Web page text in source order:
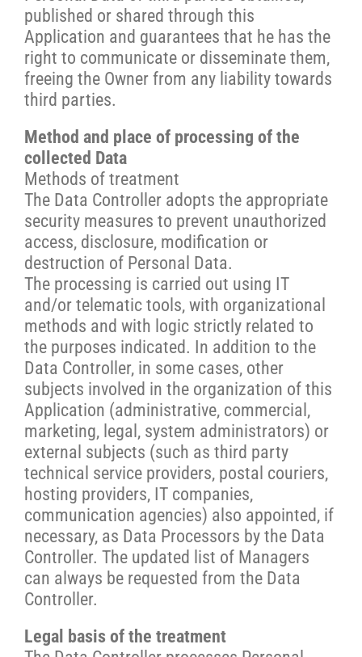
published or shared through this
Application and guarantees that he has the
right to communicate or disseminate them,
freeing the Owner from any liability towards
third parties.
Method and place of processing of the
collected Data
Methods of treatment
The Data Controller adopts the appropriate
security measures to prevent unauthorized
access, disclosure, modification or
destruction of Personal Data.
The processing is carried out using IT
and/or telematic tools, with organizational
methods and with logic strictly related to
the purposes indicated. In addition to the
Data Controller, in some cases, other
subjects involved in the organization of this
Application (administrative, commercial,
marketing, legal, system administrators) or
external subjects (such as third party
technical service providers, postal couriers,
hosting providers, IT companies,
communication agencies) also appointed, if
necessary, as Data Processors by the Data
Controller. The updated list of Managers
can always be requested from the Data
Controller.
Legal basis of the treatment